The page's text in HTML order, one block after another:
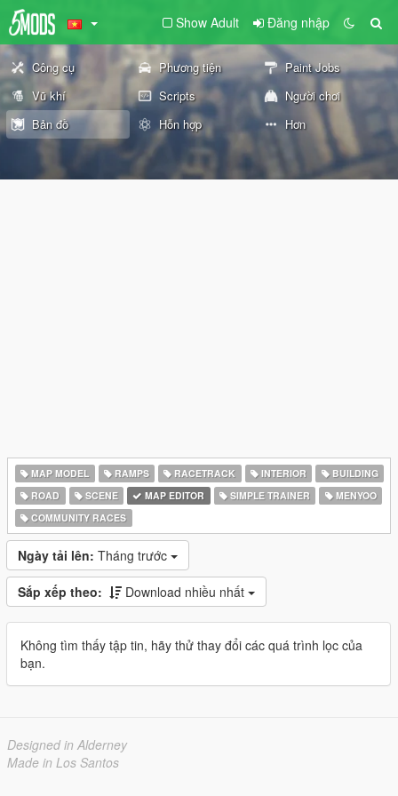
Show Adult Đăng nhập
Công cụ Phương tiện
Paint Jobs
Vũ khí
Scripts
Người chơi
Bản đồ
Hỗn hợp Hơn
MAP MODEL RAMPS RACETRACK INTERIOR
BUILDING
ROAD
SCENE MAP EDITOR SIMPLE TRAINER
MENYOO
COMMUNITY RACES
Ngày tải lên: Tháng trước
Sắp xếp theo: Download nhiều nhất
Không tìm thấy tập tin, hãy thử thay đổi các quá trình lọc của
bạn.
Designed in Alderney
Made in Los Santos